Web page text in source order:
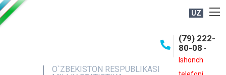
UZ
O`ZBEKISTON RESPUBLIKASI
(79) 222-
80-08 -
Ishonch
OCHIQ MA'LUMOTLAR